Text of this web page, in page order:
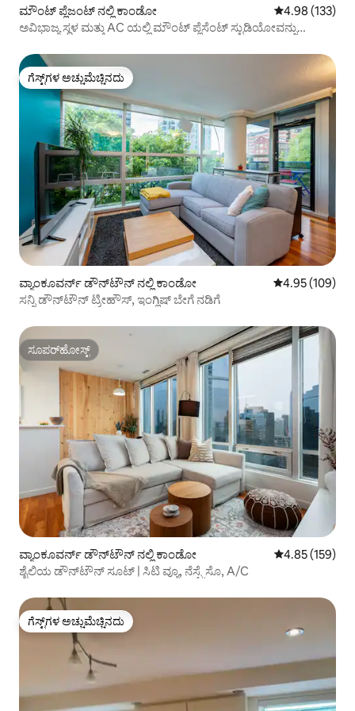
ಮೌಂಟ್ ಪ್ಲೆಜಂಟ್ ನಲ್ಲಿ ಕಾಂಡೋ 5 ರಲ್ಲಿ 4.98
4.98 (133)
ಅವಿಭಾಜ್ಯ ಸ್ಥಳ ಮತ್ತು AC ಯಲ್ಲಿ ಮೌಂಟ್ ಪ್ಲೆಸೆಂಟ್ ಸ್ಟುಡಿಯೋವನ್ನು
ಗೆಸ್ಟ್‌ಗಳ ಅಚ್ಚುಮೆಚ್ಚಿನದು
ಗೆಸ್ಟ್‌ಗಳ ಅಚ್ಚುಮೆಚ್ಚಿನದು
ವ್ಯಾಂಕೂವರ್ನ್ ಡೌನ್‌ಟೌನ್ ನಲ್ಲಿ ಕಾಂಡೋ 5 ರಲ್ಲಿ 4.95
4.95 (109)
ಸನ್ನಿ ಡೌನ್‌ಟೌನ್ ಟ್ರೀಹೌಸ್, ಇಂಗ್ಲಿಷ್ ಬೇಗೆ ನಡಿಗೆ
ಸೂಪರ್‌ಹೋಸ್ಟ್
ಸೂಪರ್‌ಹೋಸ್ಟ್
ವ್ಯಾಂಕೂವರ್ನ್ ಡೌನ್‌ಟೌನ್ ನಲ್ಲಿ ಕಾಂಡೋ 5 ರಲ್ಲಿ 4.85
4.85 (159)
ಶೈಲಿಯ ಡೌನ್‌ಟೌನ್ ಸೂಟ್ | ಸಿಟಿ ವ್ಯೂ, ನೆಸ್ಪ್ರೆಸೊ, A/C
ಗೆಸ್ಟ್‌ಗಳ ಅಚ್ಚುಮೆಚ್ಚಿನದು
ಗೆಸ್ಟ್‌ಗಳ ಅಚ್ಚುಮೆಚ್ಚಿನದು